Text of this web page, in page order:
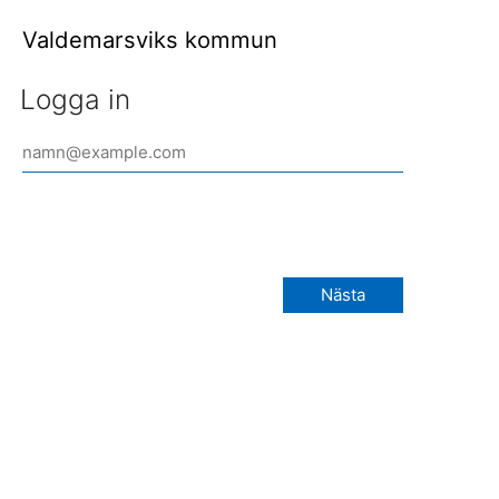
Valdemarsviks kommun
Logga in
Nästa